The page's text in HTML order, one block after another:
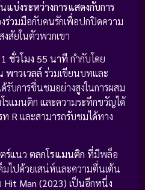
แบ่งระหว่างการแสดงกับการ
ร่วมมือกับคนรักเพื่อปกปิดความ
งสัยในตัวพวกเขา
1 ชั่วโมง 55 นาที กำกับโดย
พาวเวลล์ ร่วมเขียนบทและ
รับการชื่นชมอย่างสูงในการผสม
แมนติก และความระทึกขวัญได้
ท Rและสามารถรับชมได้ทาง
ร์แนว ตลกโรแมนติก ที่มีพล็อ
ไปด้วยเสน่ห์และความตื่นเต้น
Hit Man (2023) เป็นอีกหนึ่ง